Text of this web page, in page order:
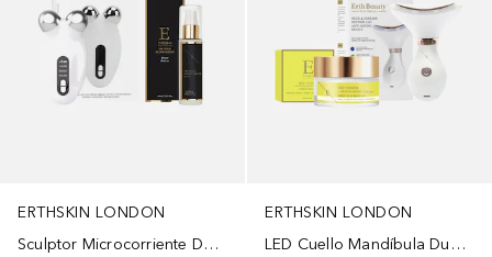
ERTHSKIN LONDON
Sculptor Microcorriente Duo Sérum Oro 24K
ERTHSKIN LONDON
LED Cuello Mandíbula Duo Veneno de Abeja Manuka